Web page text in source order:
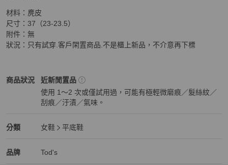
關於 TODS 藍色豆豆娃娃鞋~蝴蝶結滾邊
材料：麂皮
尺寸：37（23-23.5）
附件：無
狀況：只有試穿.客戶閑置商品.不是櫃上新品，不介意再下標
商品狀況
Tod's女鞋 商品狀態與細節
近新閒置品
使用 1～2 次或僅試用過，可能有極輕微磨痕／髮絲紋／
刮痕／汙漬／氣味。
分類
Tod's 分類資訊
女鞋
平底鞋
品牌
Tod's 女鞋品牌介紹
Tod's
Tod's 推薦清單